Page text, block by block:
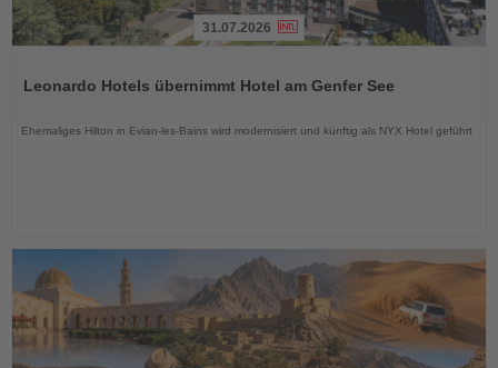
die
31.07.2026
Leonardo Hotels übernimmt Hotel am Genfer See
Ehemaliges Hilton in Evian-les-Bains wird modernisiert und künftig als NYX Hotel geführt